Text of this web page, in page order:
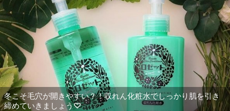
冬こそ毛穴が開きやすい？！収れん化粧水でしっかり肌を引き
締めていきましょう♡